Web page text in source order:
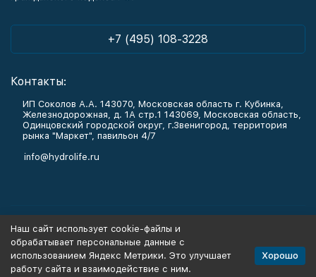
+7 (495) 108-3228
Контакты:
ИП Соколов А.А. 143070, Московская область г. Кубинка,
Железнодорожная, д. 1А стр.1 143069, Московская область,
Одинцовский городской округ, г.Звенигород, территория
рынка "Маркет", павильон 4/7
info@hydrolife.ru
Информация
Наш сайт использует cookie-файлы и
обрабатывает персональные данные с
использованием Яндекс Метрики. Это улучшает
работу сайта и взаимодействие с ним.
Хорошо